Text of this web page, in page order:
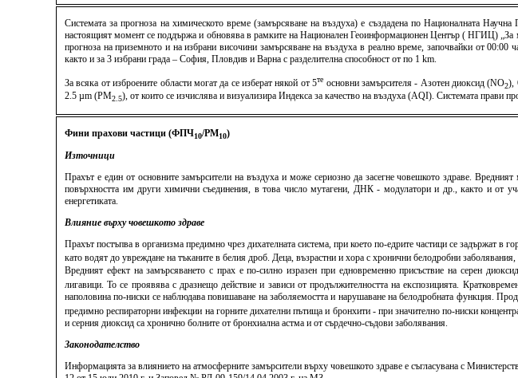
Системата за прогноза на химическото време (замърсяване на въздуха) е създадена по Националната
настоящият момент се поддържа и обновява в рамките на Национален Геоинформационен Център ( НГИЦ) „За
прогноза на приземното и на избрани височини замърсяване на въздуха в реално време, започвайки от
както и за 3 избрани града – София, Пловдив и Варна с разделителна способност от по 1 km.
За всяка от изброените области могат да се изберат някой от 5те основни замърсителя - Азотен диоксид (NO2),
2.5 µm (PM2.5), от които се изчислява и визуализира Индекса за качество на въздуха (AQI). Системата
Фини прахови частици (ФПЧ10/PM10)
Източници
Прахът е един от основните замърсители на въздуха и може сериозно да засегне човешкото здраве.
повърхността им други химични съединения, в това число мутагени, ДНК - модулатори и др., както и от
енергетиката.
Влияние върху човешкото здраве
Прахът постъпва в организма предимно чрез дихателната система, при което по-едрите частици се задържат
като водят до увреждане на тъканите в белия дроб. Деца, възрастни и хора с хронични белодробни
Вредният ефект на замърсяването с прах е по-силно изразен при едновременно присъствие на серен
лигавици. То се проявява с дразнещо действие и зависи от продължителността на експозицията.
наполовина по-ниски се наблюдава повишаване на заболяемостта и нарушаване на белодробната функция.
предимно респираторни инфекции на горните дихателни пътища и бронхити - при значително по-ниски
и серния диоксид са хронично болните от бронхиална астма и от сърдечно-съдови заболявания.
Законодателство
Информацията за влиянието на атмосферните замърсители върху човешкото здраве е съгласувана с